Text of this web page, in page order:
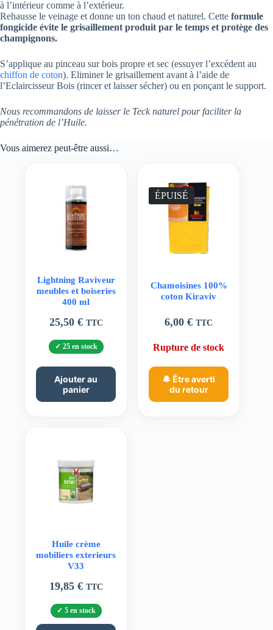
à l’intérieur comme à l’extérieur.
Rehausse le veinage et donne un ton chaud et naturel. Cette formule
fongicide évite le grisaillement produit par le temps et protège des
champignons.
S’applique au pinceau sur bois propre et sec (essuyer l’excédent au
chiffon de coton). Eliminer le grisaillement avant à l’aide de
l’Eclaircisseur Bois (rincer et laisser sécher) ou en ponçant le support.
Nous recommandons de laisser le Teck naturel pour faciliter la
pénétration de l’Huile.
Vous aimerez peut-être aussi…
Lightning Raviveur
meubles et boiseries
400 ml
25,50 € TTC
25 en stock
Ajouter au
panier
ÉPUISÉ
Chamoisines 100%
coton Kiraviv
6,00€ TTC
Rupture de stock
🔔 Être averti
du retour
Huile crème
mobiliers exterieurs
V33
19,85 € TTC
5 en stock